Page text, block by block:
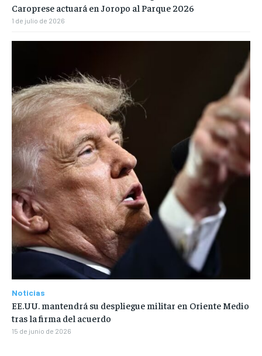
Caroprese actuará en Joropo al Parque 2026
1 de julio de 2026
Noticias
EE.UU. mantendrá su despliegue militar en Oriente Medio
tras la firma del acuerdo
15 de junio de 2026